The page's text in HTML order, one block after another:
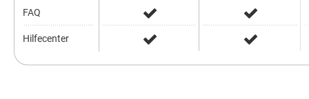
FAQ
Hilfecenter